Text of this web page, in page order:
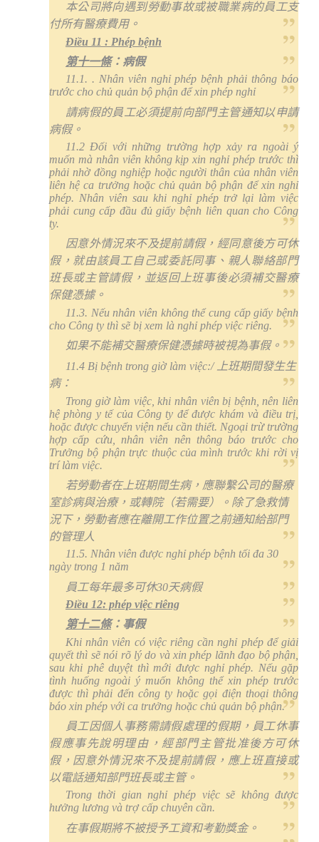
本公司將向遇到勞動事故或被職業病的員工支
付所有醫療費用。
Điều 11 : Phép bệnh
第十一條：病假
11.1. . Nhân viên nghỉ phép bệnh phải thông báo
trước cho chủ quản bộ phận để xin phép nghỉ
請病假的員工必須提前向部門主管通知以申請
病假。
11.2 Đối với những trường hợp xảy ra ngoài ý
muốn mà nhân viên không kịp xin nghỉ phép trước thì
phải nhờ đồng nghiệp hoặc người thân của nhân viên
liên hệ ca trưởng hoặc chủ quản bộ phận để xin nghỉ
phép. Nhân viên sau khi nghỉ phép trở lại làm việc
phải cung cấp đầu đủ giấy bệnh liên quan cho Công
ty.
因意外情況來不及提前請假，經同意後方可休
假，就由該員工自己或委託同事、親人聯絡部門
班長或主管請假，並返回上班事後必須補交醫療
保健憑據。
11.3. Nếu nhân viên không thể cung cấp giấy bệnh
cho Công ty thì sẽ bị xem là nghỉ phép việc riêng.
如果不能補交醫療保健憑據時被視為事假。
11.4 Bị bệnh trong giờ làm việc:/ 上班期間發生生
病：
Trong giờ làm việc, khi nhân viên bị bệnh, nên liên
hệ phòng y tế của Công ty để được khám và điều trị,
hoặc được chuyển viện nếu cần thiết. Ngoại trừ trường
hợp cấp cứu, nhân viên nên thông báo trước cho
Trưởng bộ phận trực thuộc của mình trước khi rời vị
trí làm việc.
若勞動者在上班期間生病，應聯繫公司的醫療
室診病與治療，或轉院（若需要）。除了急救情
況下，勞動者應在離開工作位置之前通知給部門
的管理人
11.5. Nhân viên được nghỉ phép bệnh tối đa 30
ngày trong 1 năm
員工每年最多可休30天病假
Điều 12: phép việc riêng
第十二條：事假
Khi nhân viên có việc riêng cần nghỉ phép để giải
quyết thì sẽ nói rõ lý do và xin phép lãnh đạo bộ phận,
sau khi phê duyệt thì mới được nghỉ phép. Nếu gặp
tình huống ngoài ý muốn không thể xin phép trước
được thì phải đến công ty hoặc gọi điện thoại thông
báo xin phép với ca trưởng hoặc chủ quản bộ phận.
員工因個人事務需請假處理的假期，員工休事
假應事先說明理由，經部門主管批准後方可休
假，因意外情況來不及提前請假，應上班直接或
以電話通知部門班長或主管。
Trong thời gian nghỉ phép việc sẽ không được
hưởng lương và trợ cấp chuyên cần.
在事假期將不被授予工資和考勤獎金。